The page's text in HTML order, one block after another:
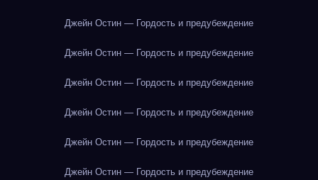
Джейн Остин — Гордость и предубеждение
Джейн Остин — Гордость и предубеждение
Джейн Остин — Гордость и предубеждение
Джейн Остин — Гордость и предубеждение
Джейн Остин — Гордость и предубеждение
Джейн Остин — Гордость и предубеждение